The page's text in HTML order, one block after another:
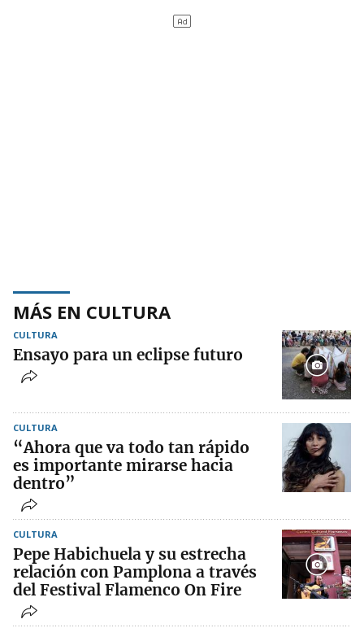
MÁS EN CULTURA
CULTURA
Ensayo para un eclipse futuro
CULTURA
“Ahora que va todo tan rápido
es importante mirarse hacia
dentro”
CULTURA
Pepe Habichuela y su estrecha
relación con Pamplona a través
del Festival Flamenco On Fire